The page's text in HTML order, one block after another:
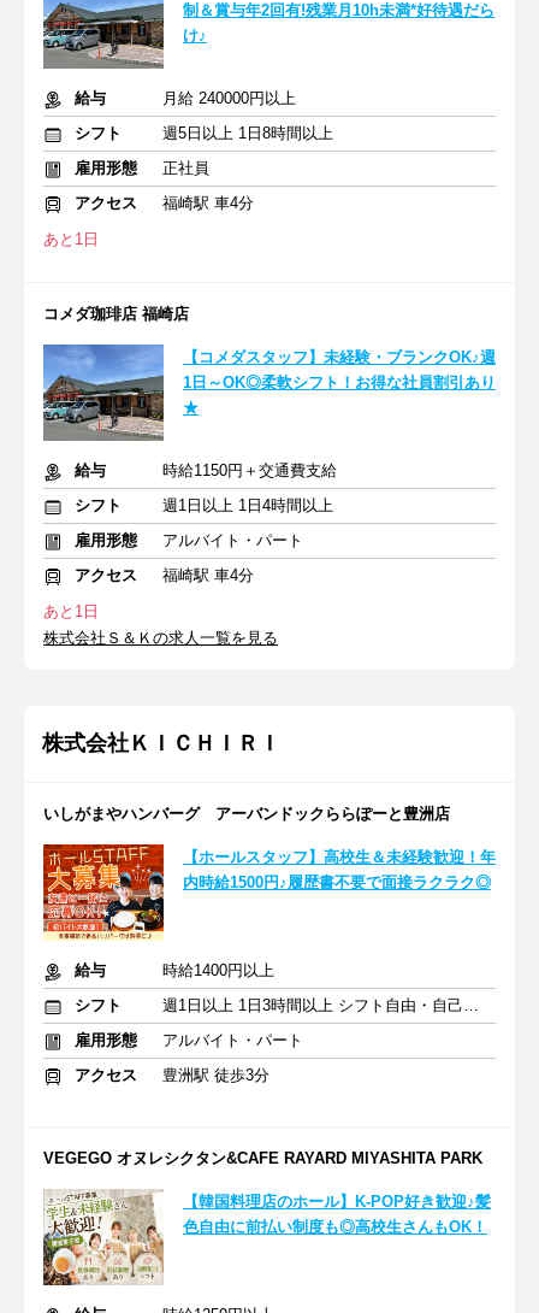
制＆賞与年2回有!残業月10h未満*好待遇だら
け♪
給与
月給 240000円以上
シフト
週5日以上 1日8時間以上
雇用形態
正社員
アクセス
福崎駅 車4分
あと1日
コメダ珈琲店 福崎店
【コメダスタッフ】未経験・ブランクOK♪週
1日～OK◎柔軟シフト！お得な社員割引あり
★
給与
時給1150円＋交通費支給
シフト
週1日以上 1日4時間以上
雇用形態
アルバイト・パート
アクセス
福崎駅 車4分
あと1日
株式会社Ｓ＆Ｋの求人一覧を見る
株式会社ＫＩＣＨＩＲＩ
いしがまやハンバーグ アーバンドックららぽーと豊洲店
【ホールスタッフ】高校生＆未経験歓迎！年
内時給1500円♪履歴書不要で面接ラクラク◎
給与
時給1400円以上
シフト
週1日以上 1日3時間以上 シフト自由・自己申告
雇用形態
アルバイト・パート
アクセス
豊洲駅 徒歩3分
VEGEGO オヌレシクタン&CAFE RAYARD MIYASHITA PARK
【韓国料理店のホール】K-POP好き歓迎♪髪
色自由に前払い制度も◎高校生さんもOK！